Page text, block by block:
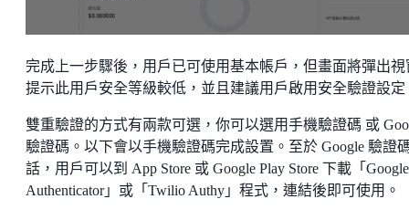
完成上一步驟後，用戶已可使用基本帳戶，但畫面將彈出視
提示此用戶安全等級較低，並且建議用戶啟用安全驗證設定
雙重驗證的方式有兩款可選，你可以選用手機驗證碼 或
驗證碼。以下會以手機驗證碼完成設置。至於 Google 驗證
話，用戶可以到 App Store 或 Google Play Store 下載「Google
Authenticator」或「Twilio Authy」程式，連結後即可使用。